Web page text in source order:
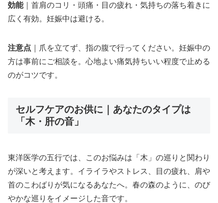
効能｜首肩のコリ・頭痛・目の疲れ・気持ちの落ち着きに
広く有効。妊娠中は避ける。
注意点 ｜爪を立てず、指の腹で行ってください。妊娠中の
方は事前にご相談を。心地よい痛気持ちいい程度で止める
のがコツです。
セルフケアのお供に｜あなたのタイプは
「木・肝の音」
東洋医学の五行では、このお悩みは「木」の巡りと関わり
が深いと考えます。イライラやストレス、目の疲れ、肩や
首のこわばりが気になるあなたへ。春の森のように、のび
やかな巡りをイメージした音です。